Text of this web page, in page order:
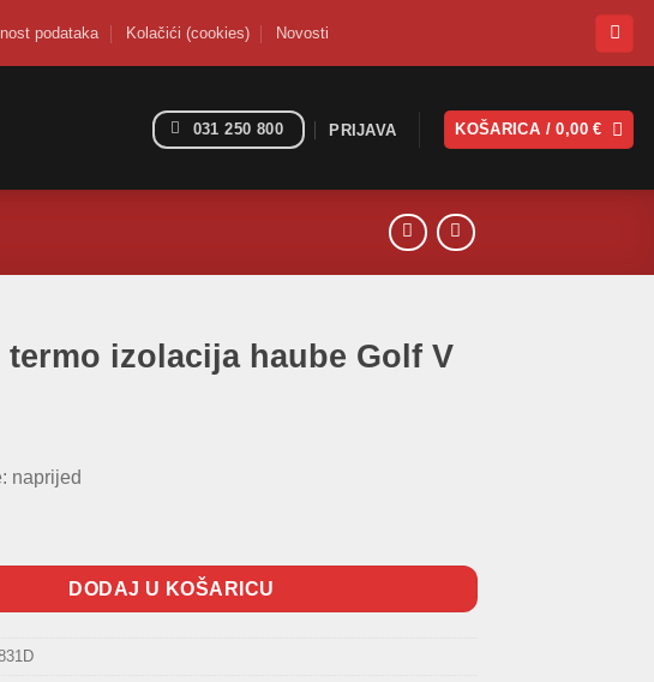
podataka Kolačići (cookies) Novosti
031 250 800 PRIJAVA KOŠARICA /0,00€
izolacija haube Golf V
naprijed
haube Golf V količina
DODAJ U KOŠARICU